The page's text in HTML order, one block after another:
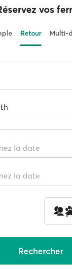
vos
Retour Multi-
la date
la date
1
Rechercher